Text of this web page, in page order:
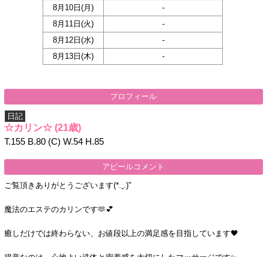
8月10日(月 )
-
8月11日(火)
-
8月12日(水)
-
8月13日(木) -
プロフィール
日記
☆カリン☆ (21歳)
T.155 B.80 (C) W.54 H.85
アピールコメント
ご覧頂きありがとうございます(*.ˬ.)"
魔法のエステのカリンです🫶💕
癒しだけでは終わらない、お値段以上の満足感を目指しています🖤